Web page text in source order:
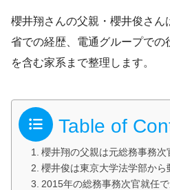
櫻井翔さんの父親・櫻井俊さん
省での経歴、電通グループでの
を含む家系まで整理します。
Table of
櫻井翔の父親は元総務事務次
櫻井俊は東京大学法学部から
2015年の総務事務次官就任